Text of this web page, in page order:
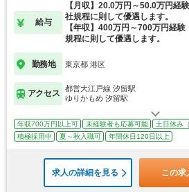
給与
【月収】20.0万円～50.0万円経
社規程に則して優遇します。
【年収】400万円～700万円経
規程に則して優遇します。
勤務地 東京都 港区
アクセス
都営大江戸線 汐留駅
ゆりかもめ 汐留駅
年収700万円以上可 未経験者も応募可能 土日休み
積極採用中
夏～秋入職可 年間休日120日以上
求人の詳細を見る この求